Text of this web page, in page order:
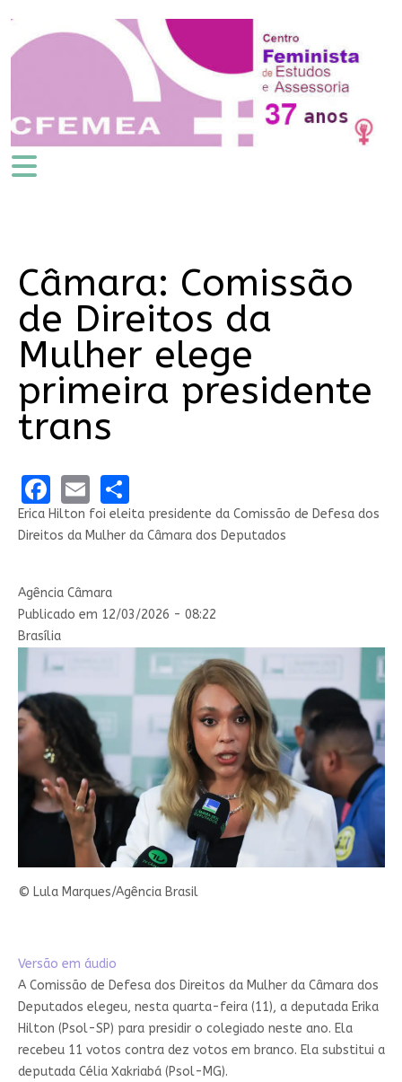
Câmara: Comissão
de Direitos da
Mulher elege
primeira presidente
trans
Facebook
EmailShare
Erica Hilton foi eleita presidente da Comissão de Defesa dos
Direitos da Mulher da Câmara dos Deputados
Agência Câmara
Publicado em 12/03/2026 - 08:22
Brasília
© Lula Marques/Agência Brasil
Versão em áudio
A Comissão de Defesa dos Direitos da Mulher da Câmara dos
Deputados elegeu, nesta quarta-feira (11), a deputada Erika
Hilton (Psol-SP) para presidir o colegiado neste ano. Ela
recebeu 11 votos contra dez votos em branco. Ela substitui a
deputada Célia Xakriabá (Psol-MG).